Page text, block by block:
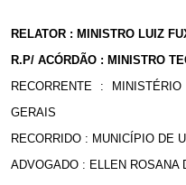
RELATOR : MINISTRO LUIZ
R.P/ ACÓRDÃO : MINISTRO
RECORRENTE :
GERAIS
RECORRIDO : MUNICÍPIO DE
ADVOGADO : ELLEN ROSANA